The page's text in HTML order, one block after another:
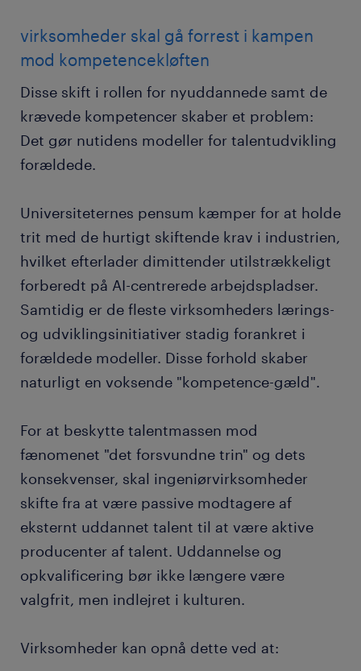
virksomheder skal gå forrest i kampen
mod kompetencekløften
Disse skift i rollen for nyuddannede samt de
krævede kompetencer skaber et problem:
Det gør nutidens modeller for talentudvikling
forældede.
Universiteternes pensum kæmper for at holde
trit med de hurtigt skiftende krav i industrien,
hvilket efterlader dimittender utilstrækkeligt
forberedt på AI-centrerede arbejdspladser.
Samtidig er de fleste virksomheders lærings-
og udviklingsinitiativer stadig forankret i
forældede modeller. Disse forhold skaber
naturligt en voksende "kompetence-gæld".
For at beskytte talentmassen mod
fænomenet "det forsvundne trin" og dets
konsekvenser, skal ingeniørvirksomheder
skifte fra at være passive modtagere af
eksternt uddannet talent til at være aktive
producenter af talent. Uddannelse og
opkvalificering bør ikke længere være
valgfrit, men indlejret i kulturen.
Virksomheder kan opnå dette ved at: